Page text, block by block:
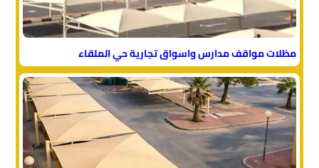
مظلات مواقف مدارس واسواق تجارية حي الملقاء